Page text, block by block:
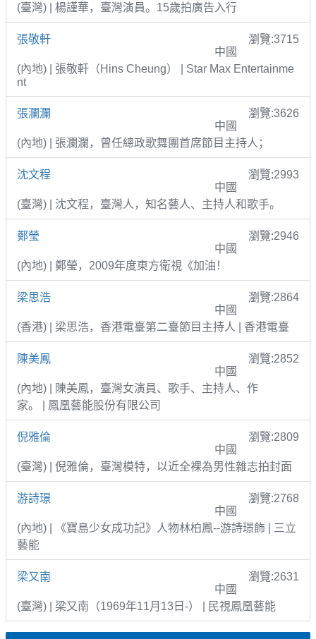
(臺灣) | 楊謹華，臺灣演員。15歲拍廣告入行
張敬軒
瀏覽:3715
中國
(內地) | 張敬軒（Hins Cheung） | Star Max Entertainme
nt
張瀾瀾
瀏覽:3626
中國
(內地) | 張瀾瀾，曾任總政歌舞團首席節目主持人；
沈文程
瀏覽:2993
中國
(臺灣) | 沈文程，臺灣人，知名藝人、主持人和歌手。
鄭瑩
瀏覽:2946
中國
(內地) | 鄭瑩，2009年度東方衛視《加油！
梁思浩
瀏覽:2864
中國
(香港) | 梁思浩，香港電臺第二臺節目主持人 | 香港電臺
陳美鳳
瀏覽:2852
中國
(內地) | 陳美鳳，臺灣女演員、歌手、主持人、作
家。 | 鳳凰藝能股份有限公司
倪雅倫
瀏覽:2809
中國
(臺灣) | 倪雅倫，臺灣模特，以近全裸為男性雜志拍封面
游詩璟
瀏覽:2768
中國
(內地) | 《寶島少女成功記》人物林柏鳳--游詩璟飾 | 三立
藝能
梁又南
瀏覽:2631
中國
(臺灣) | 梁又南（1969年11月13日-） | 民視鳳凰藝能